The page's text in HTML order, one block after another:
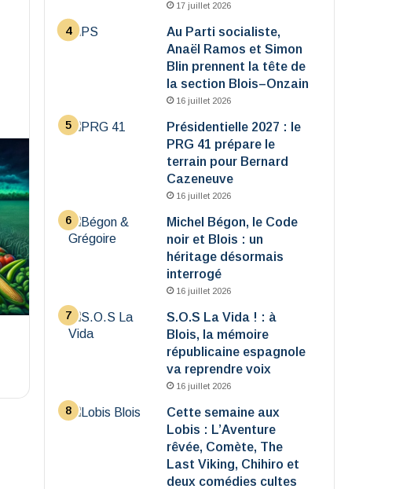
17 juillet 2026
Au Parti socialiste,
Anaël Ramos et Simon
Blin prennent la tête de
la section Blois–Onzain
16 juillet 2026
Présidentielle 2027 : le
PRG 41 prépare le
terrain pour Bernard
Cazeneuve
16 juillet 2026
Michel Bégon, le Code
noir et Blois : un
héritage désormais
interrogé
16 juillet 2026
S.O.S La Vida ! : à
Blois, la mémoire
républicaine espagnole
va reprendre voix
16 juillet 2026
Cette semaine aux
Lobis : L’Aventure
rêvée, Comète, The
Last Viking, Chihiro et
deux comédies cultes